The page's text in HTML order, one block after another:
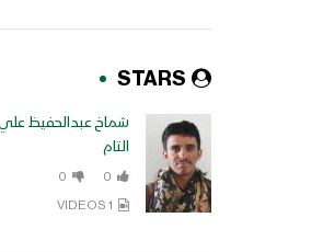
STARS
شماخ عبدالحفيظ
التام
0
0
1 VIDEOS